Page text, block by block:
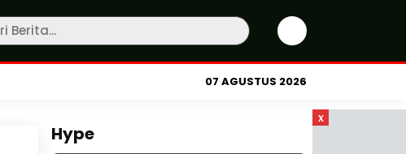
07 AGUSTUS 2026
x
Hype